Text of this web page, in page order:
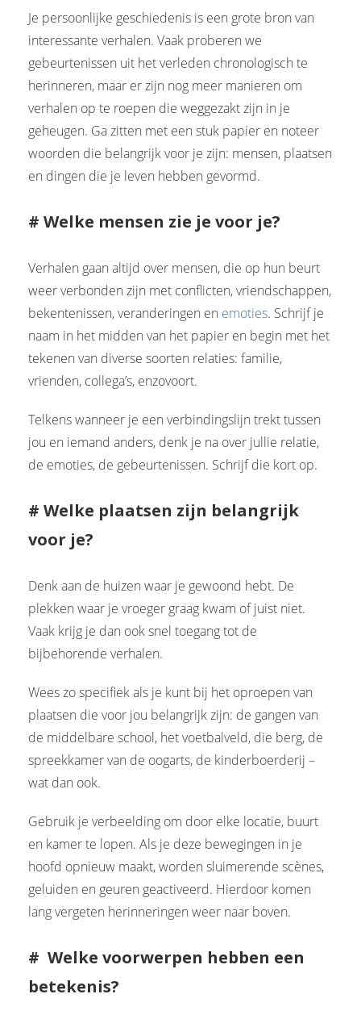
Je persoonlijke geschiedenis is een grote bron van
interessante verhalen. Vaak proberen we
gebeurtenissen uit het verleden chronologisch te
herinneren, maar er zijn nog meer manieren om
verhalen op te roepen die weggezakt zijn in je
geheugen. Ga zitten met een stuk papier en noteer
woorden die belangrijk voor je zijn: mensen, plaatsen
en dingen die je leven hebben gevormd.
# Welke mensen zie je voor je?
Verhalen gaan altijd over mensen, die op hun beurt
weer verbonden zijn met conflicten, vriendschappen,
bekentenissen, veranderingen en emoties. Schrijf je
naam in het midden van het papier en begin met het
tekenen van diverse soorten relaties: familie,
vrienden, collega’s, enzovoort.
Telkens wanneer je een verbindingslijn trekt tussen
jou en iemand anders, denk je na over jullie relatie,
de emoties, de gebeurtenissen. Schrijf die kort op.
# Welke plaatsen zijn belangrijk
voor je?
Denk aan de huizen waar je gewoond hebt. De
plekken waar je vroeger graag kwam of juist niet.
Vaak krijg je dan ook snel toegang tot de
bijbehorende verhalen.
Wees zo specifiek als je kunt bij het oproepen van
plaatsen die voor jou belangrijk zijn: de gangen van
de middelbare school, het voetbalveld, die berg, de
spreekkamer van de oogarts, de kinderboerderij –
wat dan ook.
Gebruik je verbeelding om door elke locatie, buurt
en kamer te lopen. Als je deze bewegingen in je
hoofd opnieuw maakt, worden sluimerende scènes,
geluiden en geuren geactiveerd. Hierdoor komen
lang vergeten herinneringen weer naar boven.
# Welke voorwerpen hebben een
betekenis?